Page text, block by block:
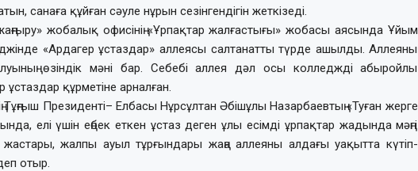
санаға құйған сәуле нұрын сезінгендігін жеткізеді.
жобалық офисінің «Ұрпақтар жалғастығы» жобасы аясында Ұйым
«Ардагер ұстаздар» аллеясы салтанатты түрде ашылды. Аллеяның
өзіндік мәні бар. Себебі аллея дәл осы колледжді абыройлы
ұстаздар құрметіне арналған.
Тұңғыш Президенті– Елбасы Нұрсұлтан Әбішұлы Назарбаевтың «Туған жерге
елі үшін еңбек еткен ұстаз деген ұлы есімді ұрпақтар жадында мәңгі
жалпы ауыл тұрғындары жаңа аллеяны алдағы уақытта күтіп-
отыр.